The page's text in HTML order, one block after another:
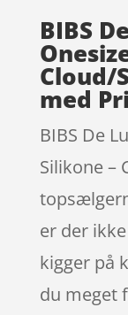
BIBS
Cloud/
med
BIBS De
Silikone –
er der
kigger på
du meget